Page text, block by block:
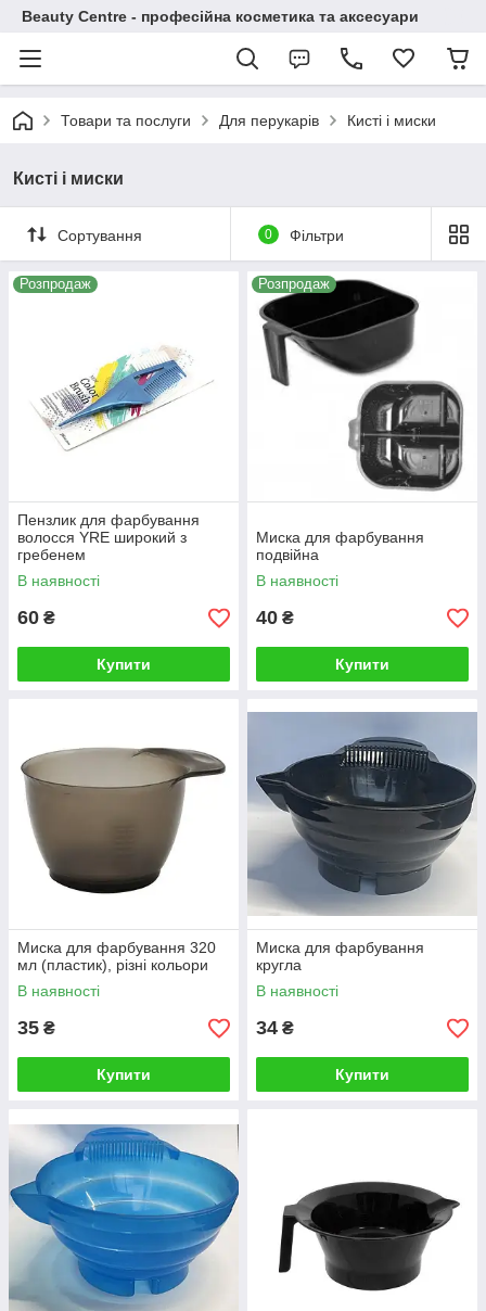
Beauty Centre - професійна косметика та аксесуари
Товари та послуги Для перукарів Кисті і миски
Кисті і миски
Сортування 0 Фільтри
Розпродаж
Пензлик для фарбування
волосся YRE широкий з
гребенем
В наявності
60 ₴
Купити
Розпродаж
Миска для фарбування
подвійна
В наявності
40 ₴
Купити
Миска для фарбування 320
мл (пластик), різні кольори
В наявності
35 ₴
Купити
Миска для фарбування
кругла
В наявності
34 ₴
Купити